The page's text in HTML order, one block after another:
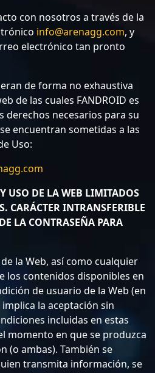
con nosotros a través de la
info@arenagg.com, y
electrónico tan pronto
de forma no exhaustiva
de las cuales FANDROID es
derechos necesarios para su
encuentran sometidas a las
Uso:
USO DE LA WEB LIMITADOS
CARÁCTER INTRANSFERIBLE
LA CONTRASEÑA PARA
la Web, así como cualquier
los contenidos disponibles en
de usuario de la Web (en
implica la aceptación sin
incluidas en estas
momento en que se produzca
(o ambas). También se
transmita información, se